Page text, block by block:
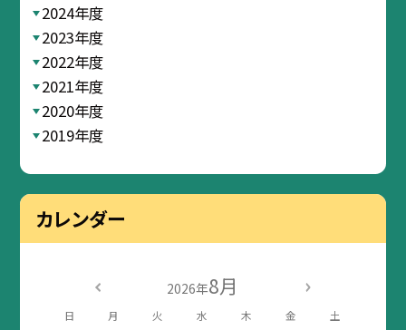
2024年度
2023年度
2022年度
2021年度
2020年度
2019年度
カレンダー
2026年8月
日 月 火 水 木 金 土